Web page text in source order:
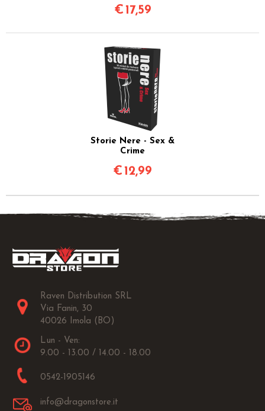
€ 17,59
Storie Nere - Sex &
Crime
€ 12,99
Raven Distribution SRL
Via Fanin, 30
40026 Imola (BO)
Lun - Ven:
9.00 - 13.00 / 14.00 - 18.00
0542-1905146
info@dragonstore.it